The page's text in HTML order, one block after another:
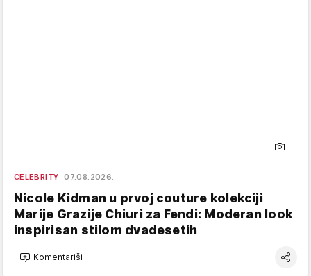
CELEBRITY 07.08.2026.
Nicole Kidman u prvoj couture kolekciji
Marije Grazije Chiuri za Fendi: Moderan look
inspirisan stilom dvadesetih
Komentariši